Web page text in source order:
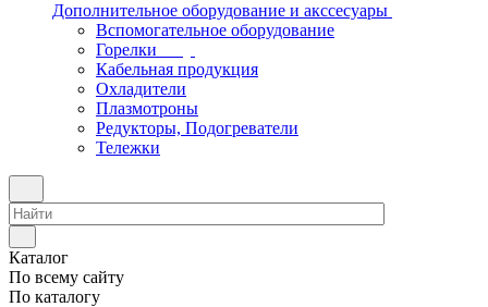
Дополнительное оборудование и акссесуары
Вспомогательное оборудование
Горелки
Кабельная продукция
Охладители
Плазмотроны
Редукторы, Подогреватели
Тележки
Каталог
По всему сайту
По каталогу